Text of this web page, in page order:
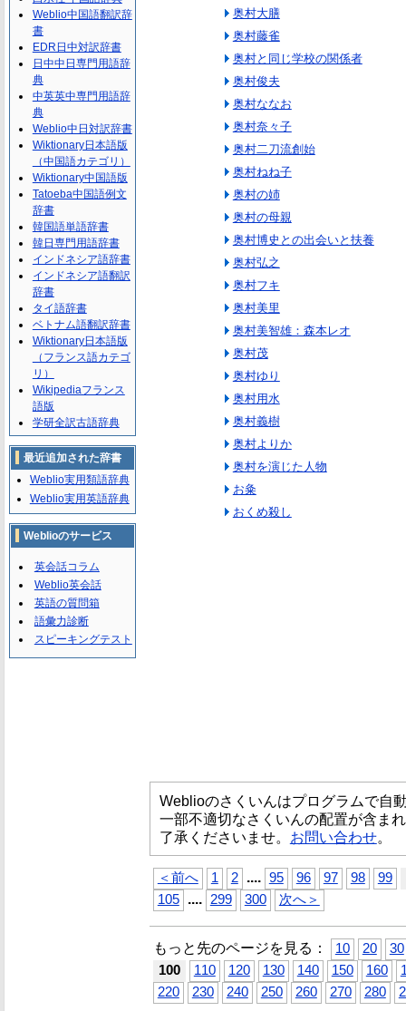
奥村大膳
奥村藤雀
奥村と同じ学校の関係者
奥村俊夫
奥村ななお
奥村奈々子
奥村二刀流創始
奥村ねね子
奥村の姉
奥村の母親
奥村博史との出会いと扶養
奥村弘之
奥村フキ
奥村美里
奥村美智雄：森本レオ
奥村茂
奥村ゆり
奥村用水
奥村義樹
奥村よりか
奥村を演じた人物
お粂
おくめ殺し
Weblioのさくいんはプログラムで自
一部不適切なさくいんの配置が含ま
了承くださいませ。 お問い合わせ。
＜前へ 1 2 .... 95 96 97 98 99
105
.... 299 300 次へ＞
もっと先のページを見る： 10 20
30
100
110 120 130 140 150 160
220
230 240 250 260 270 280
Weblio中国語翻訳辞
書
EDR日中対訳辞書
日中中日専門用語辞
典
中英英中専門用語辞
典
Weblio中日対訳辞書
Wiktionary日本語版
（中国語カテゴリ）
Wiktionary中国語版
Tatoeba中国語例文
辞書
韓国語単語辞書
韓日専門用語辞書
インドネシア語辞書
インドネシア語翻訳
辞書
タイ語辞書
ベトナム語翻訳辞書
Wiktionary日本語版
（フランス語カテゴ
リ）
Wikipediaフランス
語版
学研全訳古語辞典
最近追加された辞書
Weblio実用類語辞典
Weblio実用英語辞典
Weblioのサービス
英会話コラム
Weblio英会話
英語の質問箱
語彙力診断
スピーキングテスト